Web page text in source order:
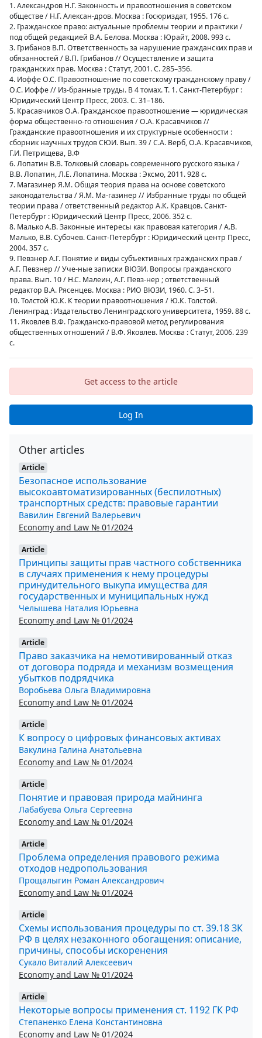
1. Александров Н.Г. Законность и правоотношения в советском
обществе / Н.Г. Алексан-дров. Москва : Госюриздат, 1955. 176 с.
2. Гражданское право: актуальные проблемы теории и практики /
под общей редакцией В.А. Белова. Москва : Юрайт, 2008. 993 с.
3. Грибанов В.П. Ответственность за нарушение гражданских прав и
обязанностей / В.П. Грибанов // Осуществление и защита
гражданских прав. Москва : Статут, 2001. С. 285–356.
4. Иоффе О.С. Правоотношение по советскому гражданскому праву /
О.С. Иоффе // Из-бранные труды. В 4 томах. Т. 1. Санкт-Петербург :
Юридический Центр Пресс, 2003. С. 31–186.
5. Красавчиков О.А. Гражданское правоотношение — юридическая
форма общественно-го отношения / О.А. Красавчиков //
Гражданские правоотношения и их структурные особенности :
сборник научных трудов СЮИ. Вып. 39 / С.А. Верб, О.А. Красавчиков,
Г.И. Петрищева, В.Ф
6. Лопатин В.В. Толковый словарь современного русского языка /
В.В. Лопатин, Л.Е. Лопатина. Москва : Эксмо, 2011. 928 с.
7. Магазинер Я.М. Общая теория права на основе советского
законодательства / Я.М. Ма-газинер // Избранные труды по общей
теории права / ответственный редактор А.К. Кравцов. Санкт-
Петербург : Юридический Центр Пресс, 2006. 352 с.
8. Малько А.В. Законные интересы как правовая категория / А.В.
Малько, В.В. Субочев. Санкт-Петербург : Юридический центр Пресс,
2004. 357 с.
9. Певзнер А.Г. Понятие и виды субъективных гражданских прав /
А.Г. Певзнер // Уче-ные записки ВЮЗИ. Вопросы гражданского
права. Вып. 10 / Н.С. Малеин, А.Г. Певз-нер ; ответственный
редактор В.А. Рясенцев. Москва : РИО ВЮЗИ, 1960. С. 3–51.
10. Толстой Ю.К. К теории правоотношения / Ю.К. Толстой.
Ленинград : Издательство Ленинградского университета, 1959. 88 с.
11. Яковлев В.Ф. Гражданско-правовой метод регулирования
общественных отношений / В.Ф. Яковлев. Москва : Статут, 2006. 239
с.
Get access to the article
Log In
Other articles
Article
Безопасное использование
высокоавтоматизированных (беспилотных)
транспортных средств: правовые гарантии
Вавилин Евгений Валерьевич
Economy and Law № 01/2024
Article
Принципы защиты прав частного собственника
в случаях применения к нему процедуры
принудительного выкупа имущества для
государственных и муниципальных нужд
Челышева Наталия Юрьевна
Economy and Law № 01/2024
Article
Право заказчика на немотивированный отказ
от договора подряда и механизм возмещения
убытков подрядчика
Воробьева Ольга Владимировна
Economy and Law № 01/2024
Article
К вопросу о цифровых финансовых активах
Вакулина Галина Анатольевна
Economy and Law № 01/2024
Article
Понятие и правовая природа майнинга
Лабабуева Ольга Сергеевна
Economy and Law № 01/2024
Article
Проблема определения правового режима
отходов недропользования
Прощалыгин Роман Александрович
Economy and Law № 01/2024
Article
Схемы использования процедуры по ст. 39.18 ЗК
РФ в целях незаконного обогащения: описание,
причины, способы искоренения
Сукало Виталий Алексеевич
Economy and Law № 01/2024
Article
Некоторые вопросы применения ст. 1192 ГК РФ
Степаненко Елена Константиновна
Economy and Law № 01/2024